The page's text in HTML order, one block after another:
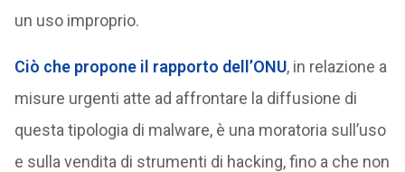
un uso improprio.
Ciò che propone il rapporto dell’ONU, in relazione a
misure urgenti atte ad affrontare la diffusione di
questa tipologia di malware, è una moratoria sull’uso
e sulla vendita di strumenti di hacking, fino a che non